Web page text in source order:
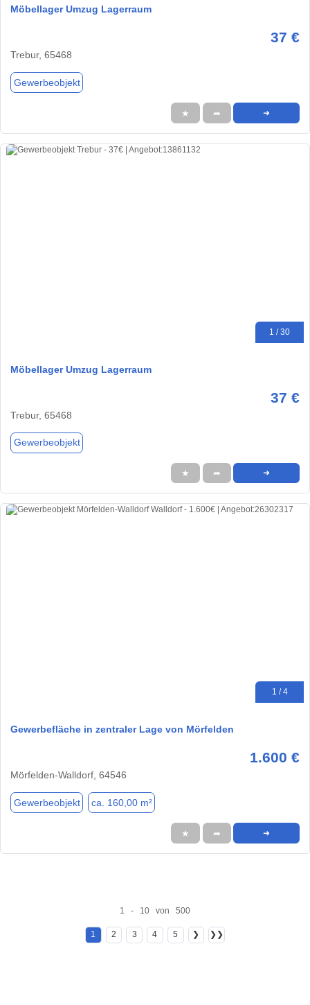
Möbellager Umzug Lagerraum
37 €
Trebur, 65468
Gewerbeobjekt
★ ➦ ➜
1 / 30
Möbellager Umzug Lagerraum
37 €
Trebur, 65468
Gewerbeobjekt
★ ➦ ➜
1 / 4
Gewerbefläche in zentraler Lage von Mörfelden
1.600 €
Mörfelden-Walldorf, 64546
Gewerbeobjekt ca. 160,00 m²
★ ➦ ➜
1 - 10 von 500
1 2 3 4 5 ❯ ❯❯